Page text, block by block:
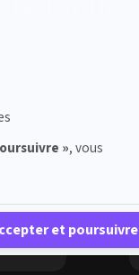
», vous
et poursuivre
de